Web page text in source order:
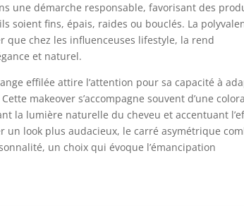
une démarche responsable, favorisant des
soient fins, épais, raides ou bouclés. La
que chez les influenceuses lifestyle, la rend
et naturel.
effilée attire l’attention pour sa capacité à
makeover s’accompagne souvent d’une
la lumière naturelle du cheveu et accentuant
look plus audacieux, le carré asymétrique
un choix qui évoque l’émancipation